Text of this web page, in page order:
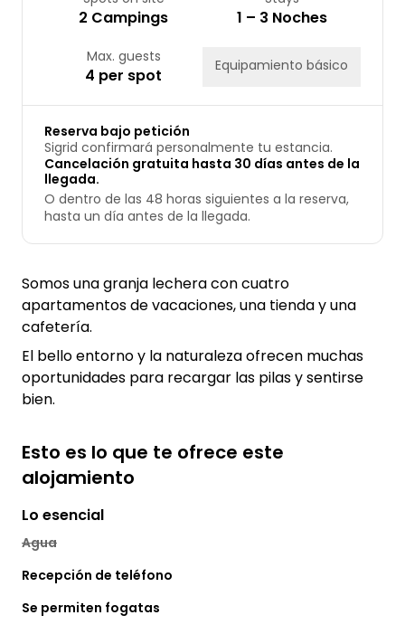
2 Campings 1 – 3 Noches
Max. guests
4 per spot Equipamiento básico
Reserva bajo petición
Sigrid confirmará personalmente tu estancia.
Cancelación gratuita hasta 30 días antes de la
llegada.
O dentro de las 48 horas siguientes a la reserva,
hasta un día antes de la llegada.
Somos una granja lechera con cuatro
apartamentos de vacaciones, una tienda y una
cafetería.
El bello entorno y la naturaleza ofrecen muchas
oportunidades para recargar las pilas y sentirse
bien.
Esto es lo que te ofrece este
alojamiento
Lo esencial
Agua
Recepción de teléfono
Se permiten fogatas